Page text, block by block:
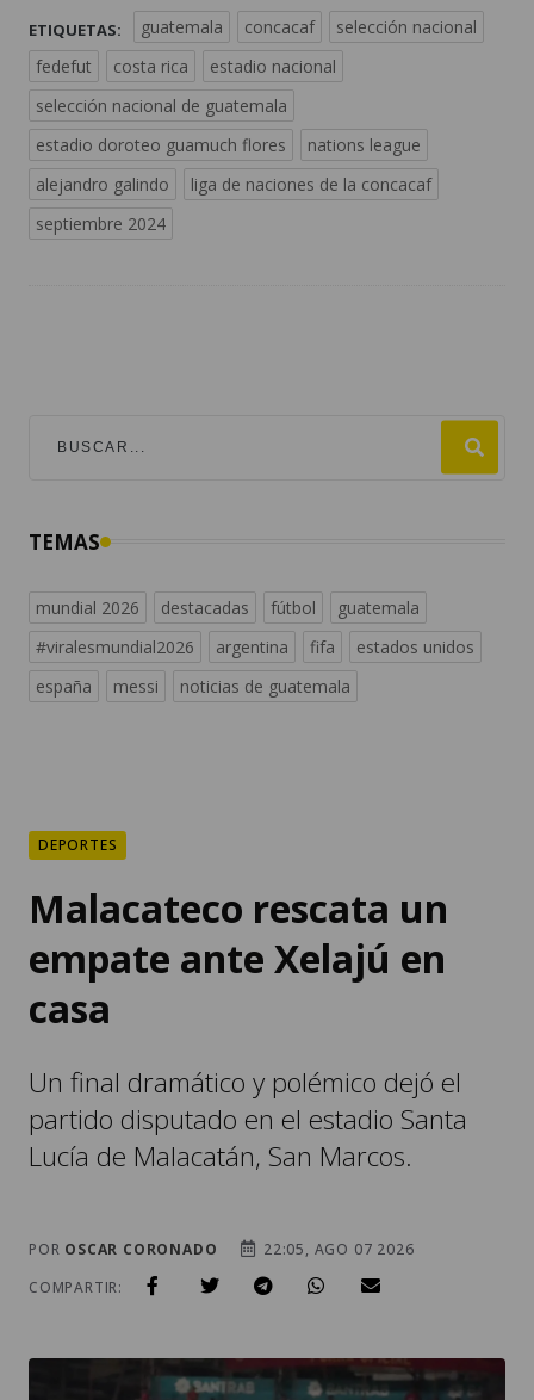
ETIQUETAS: guatemala concacaf
selección nacional
fedefut
costa rica
estadio nacional
selección nacional de guatemala
estadio doroteo guamuch flores
nations league
alejandro galindo
liga de naciones de la concacaf
septiembre 2024
TEMAS
mundial 2026 destacadas fútbol
guatemala
#viralesmundial2026
argentina fifa
estados unidos
españa
messi noticias de guatemala
DEPORTES
Malacateco rescata un
empate ante Xelajú en
casa
Un final dramático y polémico dejó el
partido disputado en el estadio Santa
Lucía de Malacatán, San Marcos.
POR OSCAR CORONADO
22:05, AGO 07 2026
COMPARTIR: